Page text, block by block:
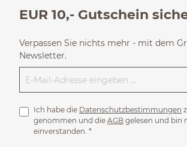
EUR 10,- Gutschein
Verpassen Sie nichts mehr - mit dem
Newsletter.
Ich habe die Datenschutzbestimmungen
genommen und die AGB gelesen und bin
einverstanden. *